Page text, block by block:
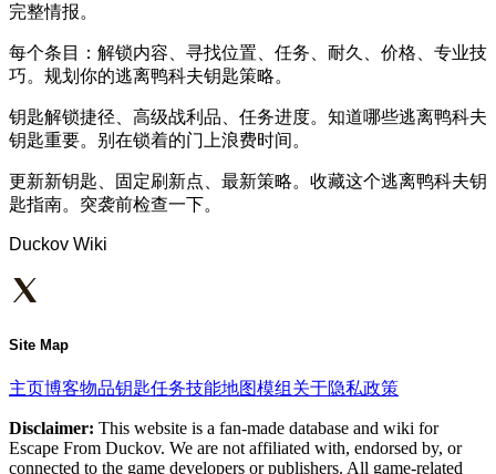
完整情报。
每个条目：解锁内容、寻找位置、任务、耐久、价格、专业技
巧。规划你的逃离鸭科夫钥匙策略。
钥匙解锁捷径、高级战利品、任务进度。知道哪些逃离鸭科夫
钥匙重要。别在锁着的门上浪费时间。
更新新钥匙、固定刷新点、最新策略。收藏这个逃离鸭科夫钥
匙指南。突袭前检查一下。
Duckov Wiki
Site Map
主页博客物品钥匙任务技能地图模组 关于隐私政策
Disclaimer: This website is a fan-made database and wiki for
Escape From Duckov. We are not affiliated with, endorsed by, or
connected to the game developers or publishers. All game-related